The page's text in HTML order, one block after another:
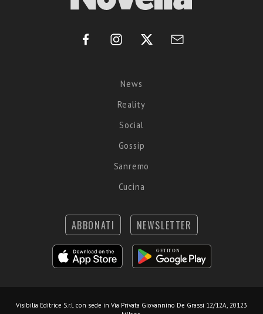
News
Reality
Social
Gossip
Sanremo
Cucina
ABBONATI NEWSLETTER
Visibilia Editrice S.r.l. con sede in Via Privata Giovannino De Grassi 12/12A, 20123